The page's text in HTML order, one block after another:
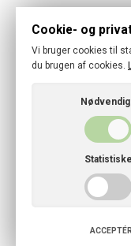
©
Cookie- og
Vi bruger cookies til
du brugen af cookies.
Statistiske